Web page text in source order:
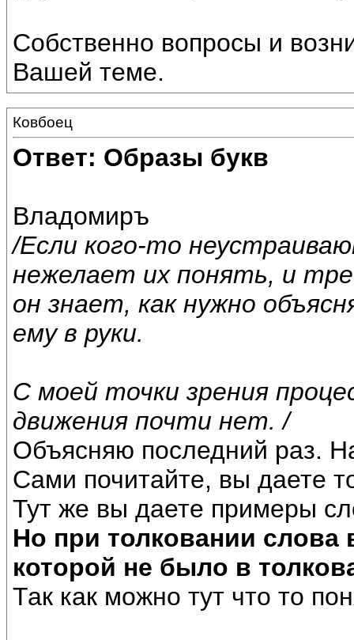
Собственно вопросы и
Вашей теме.
Ковбоец
Ответ: Образы букв
Владомиръ
/Если кого-то
нежелает их понять, и
он знает, как нужно
ему в руки.
С моей точки зрения
движения почти нет. /
Объясняю последний раз.
Сами почитайте, вы даете
Тут же вы даете примеры
Но при толковании
которой не было в
Так как можно тут что то